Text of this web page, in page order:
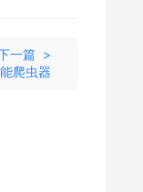
一篇 >
爬虫器